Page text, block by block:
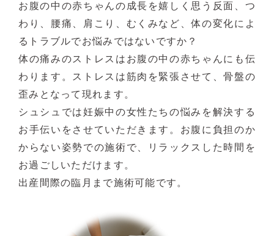
お腹の中の赤ちゃんの成長を嬉しく思う反面、つ
わり、腰痛、肩こり、むくみなど、体の変化によ
るトラブルでお悩みではないですか？
体の痛みのストレスはお腹の中の赤ちゃんにも伝
わります。ストレスは筋肉を緊張させて、骨盤の
歪みとなって現れます。
シュシュでは妊娠中の女性たちの悩みを解決する
お手伝いをさせていただきます。お腹に負担のか
からない姿勢での施術で、リラックスした時間を
お過ごしいただけます。
出産間際の臨月まで施術可能です。